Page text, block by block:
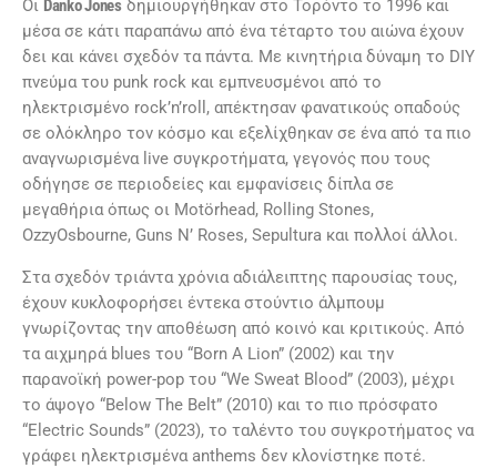
Οι Danko Jonesδημιουργήθηκαν στο Τορόντο το 1996 και
μέσα σε κάτι παραπάνω από ένα τέταρτο του αιώνα έχουν
δει και κάνει σχεδόν τα πάντα. Με κινητήρια δύναμη το DIY
πνεύμα του punk rock και εμπνευσμένοι από το
ηλεκτρισμένο rock’n’roll, απέκτησαν φανατικούς οπαδούς
σε ολόκληρο τον κόσμο και εξελίχθηκαν σε ένα από τα πιο
αναγνωρισμένα live συγκροτήματα, γεγονός που τους
οδήγησε σε περιοδείες και εμφανίσεις δίπλα σε
μεγαθήρια όπως οι Motörhead, Rolling Stones,
OzzyOsbourne, Guns N’ Roses, Sepultura και πολλοί άλλοι.
Στα σχεδόν τριάντα χρόνια αδιάλειπτης παρουσίας τους,
έχουν κυκλοφορήσει έντεκα στούντιο άλμπουμ
γνωρίζοντας την αποθέωση από κοινό και κριτικούς. Από
τα αιχμηρά blues του “Born A Lion” (2002) και την
παρανοϊκή power-pop του “We Sweat Blood” (2003), μέχρι
τo άψογο “Below The Belt” (2010) και το πιο πρόσφατο
“Electric Sounds” (2023), το ταλέντο του συγκροτήματος να
γράφει ηλεκτρισμένα anthems δεν κλονίστηκε ποτέ.